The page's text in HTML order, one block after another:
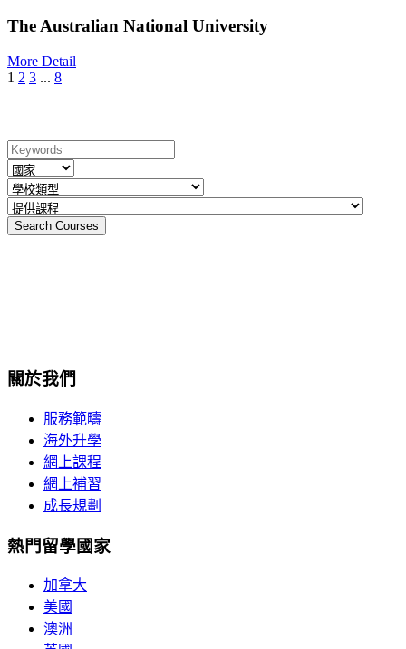
The Australian National University
More Detail
1 2 3 ... 8
關於我們
服務範疇
海外升學
網上課程
網上補習
成長規劃
熱門留學國家
加拿大
美國
澳洲